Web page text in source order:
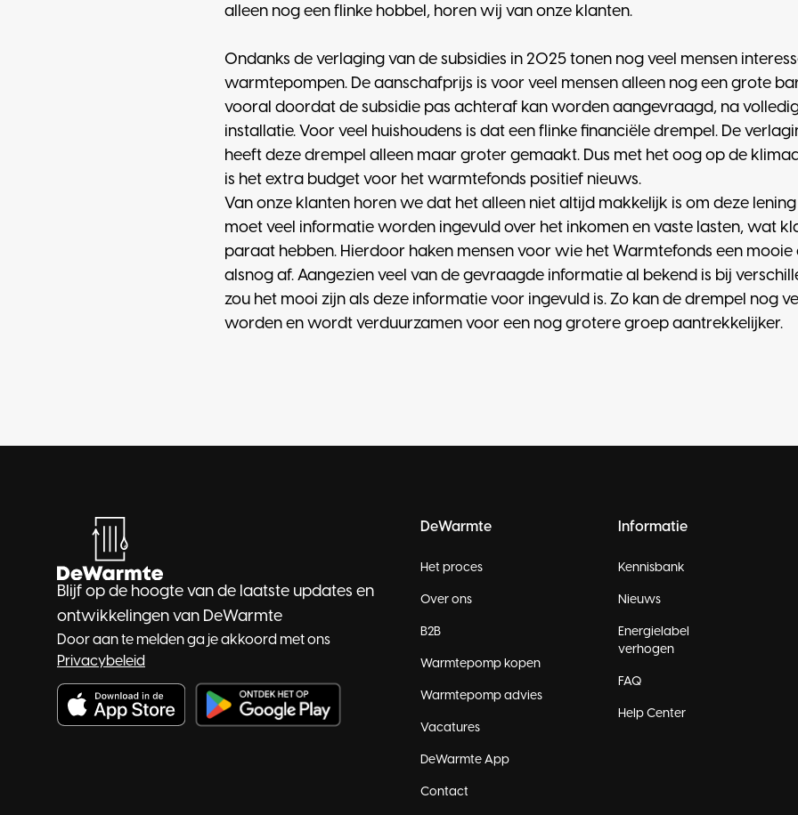
alleen nog een flinke hobbel, horen wij van onze klanten.
Ondanks de verlaging van de subsidies in 2025 tonen nog veel mensen
warmtepompen. De aanschafprijs is voor veel mensen alleen nog een grote
vooral doordat de subsidie pas achteraf kan worden aangevraagd, na
installatie. Voor veel huishoudens is dat een flinke financiële drempel. De
heeft deze drempel alleen maar groter gemaakt. Dus met het oog op de
is het extra budget voor het warmtefonds positief nieuws.
Van onze klanten horen we dat het alleen niet altijd makkelijk is om deze
moet veel informatie worden ingevuld over het inkomen en vaste lasten, wat
paraat hebben. Hierdoor haken mensen voor wie het Warmtefonds een mooie
alsnog af. Aangezien veel van de gevraagde informatie al bekend is bij
zou het mooi zijn als deze informatie voor ingevuld is. Zo kan de drempel nog
worden en wordt verduurzamen voor een nog grotere groep aantrekkelijker.
Blijf op de hoogte van de laatste updates en
ontwikkelingen van DeWarmte
Door aan te melden ga je akkoord met ons
Privacybeleid
DeWarmte
Het proces
Over ons
B2B
Warmtepomp kopen
Warmtepomp advies
Vacatures
DeWarmte App
Contact
Informatie
Kennisbank
Nieuws
Energielabel
verhogen
FAQ
Help Center